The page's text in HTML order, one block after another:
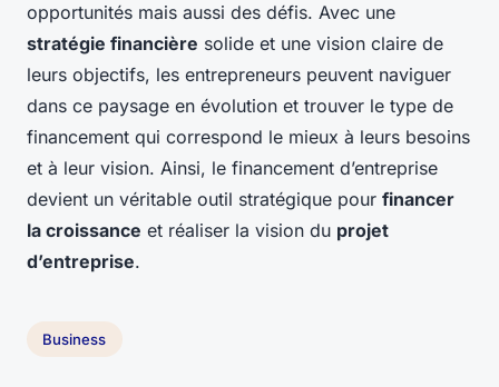
opportunités mais aussi des défis. Avec une
stratégie financière solide et une vision claire de
leurs objectifs, les entrepreneurs peuvent naviguer
dans ce paysage en évolution et trouver le type de
financement qui correspond le mieux à leurs besoins
et à leur vision. Ainsi, le financement d’entreprise
devient un véritable outil stratégique pour financer
la croissance et réaliser la vision du projet
d’entreprise.
Business